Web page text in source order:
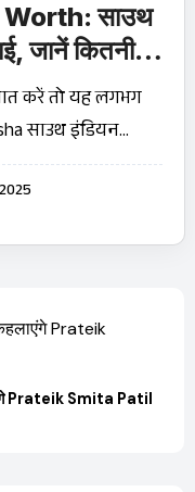
साउथ
जानें कितनी है
साउथ इंडियन…
Prateik Smita Patil